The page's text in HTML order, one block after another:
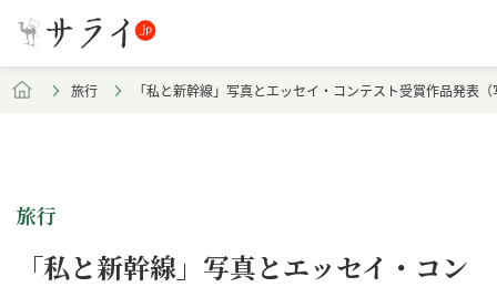
旅行 「私と新幹線」写真とエッセイ・コンテスト受賞作品発表
旅行
「私と新幹線」写真とエッセイ・コン